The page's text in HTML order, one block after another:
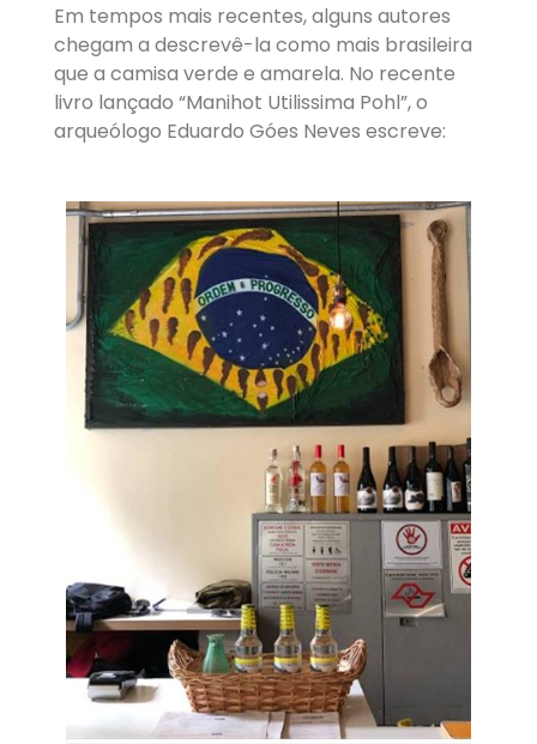
Em tempos mais recentes, alguns autores
chegam a descrevê-la como mais brasileira
que a camisa verde e amarela. No recente
livro lançado “Manihot Utilissima Pohl”, o
arqueólogo Eduardo Góes Neves escreve: